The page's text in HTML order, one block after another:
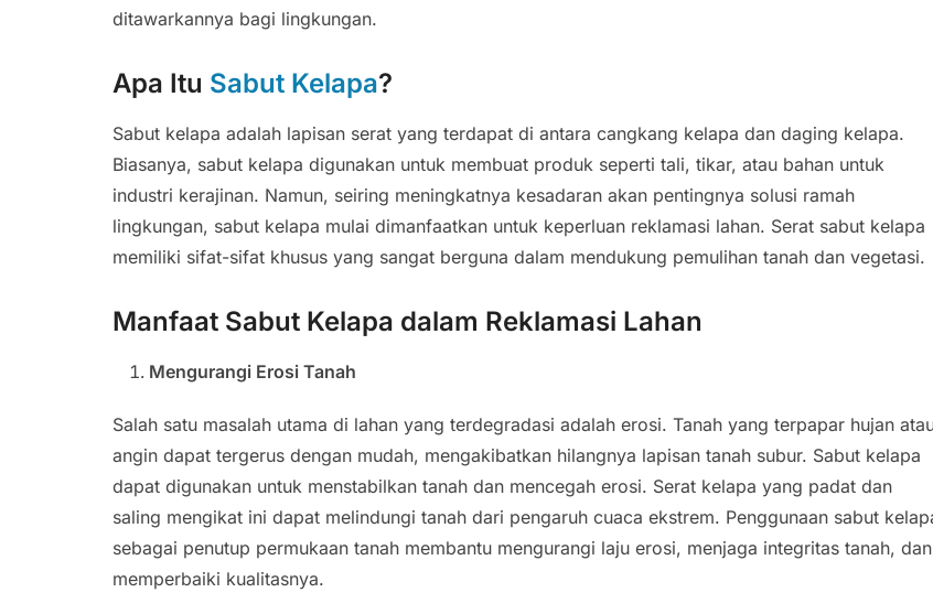
ditawarkannya bagi lingkungan.
Apa Itu Sabut Kelapa?
Sabut kelapa adalah lapisan serat yang terdapat di antara cangkang kelapa dan daging kelapa.
Biasanya, sabut kelapa digunakan untuk membuat produk seperti tali, tikar, atau bahan untuk
industri kerajinan. Namun, seiring meningkatnya kesadaran akan pentingnya solusi ramah
lingkungan, sabut kelapa mulai dimanfaatkan untuk keperluan reklamasi lahan. Serat sabut kelapa
memiliki sifat-sifat khusus yang sangat berguna dalam mendukung pemulihan tanah dan vegetasi.
Manfaat Sabut Kelapa dalam Reklamasi Lahan
Mengurangi Erosi Tanah
Salah satu masalah utama di lahan yang terdegradasi adalah erosi. Tanah yang terpapar hujan
angin dapat tergerus dengan mudah, mengakibatkan hilangnya lapisan tanah subur. Sabut kelapa
dapat digunakan untuk menstabilkan tanah dan mencegah erosi. Serat kelapa yang padat dan
saling mengikat ini dapat melindungi tanah dari pengaruh cuaca ekstrem. Penggunaan sabut
sebagai penutup permukaan tanah membantu mengurangi laju erosi, menjaga integritas tanah, dan
memperbaiki kualitasnya.